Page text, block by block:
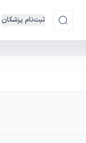
ثبت‌نام پزشکان